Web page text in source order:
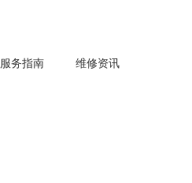
服务指南 维修资讯